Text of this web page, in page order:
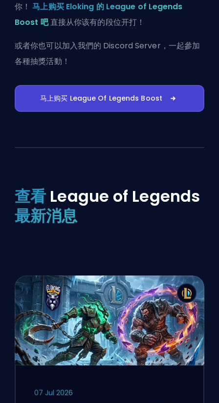
你！马上购买 Eloking 的 League of Legends
Boost 吧直接从你该有的段位开打！
或者你也可以加入我們的 Discord Server ，一起參加
各種抽獎活動！
马上购买 League Of Legends Boost
查看 League of Legends
最新消息
07 Jul 2026